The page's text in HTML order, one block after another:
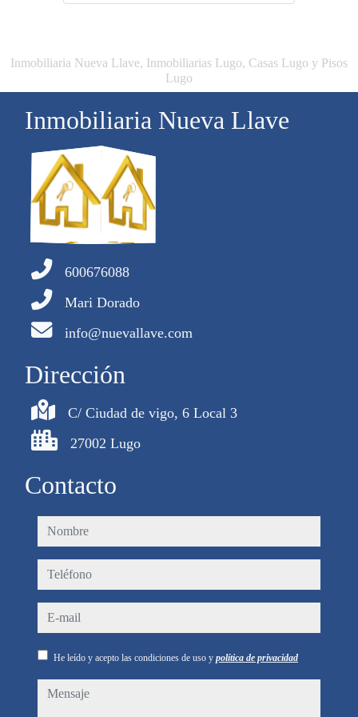
Inmobiliaria Nueva Llave, Inmobiliarias Lugo, Casas Lugo y Pisos
Lugo
Inmobiliaria Nueva Llave
600676088
Mari Dorado
info@nuevallave.com
Dirección
C/ Ciudad de vigo, 6 Local 3
27002 Lugo
Contacto
nombre
teléfono
e-mail
He leído y acepto las condiciones de uso y política de privacidad
mensaje